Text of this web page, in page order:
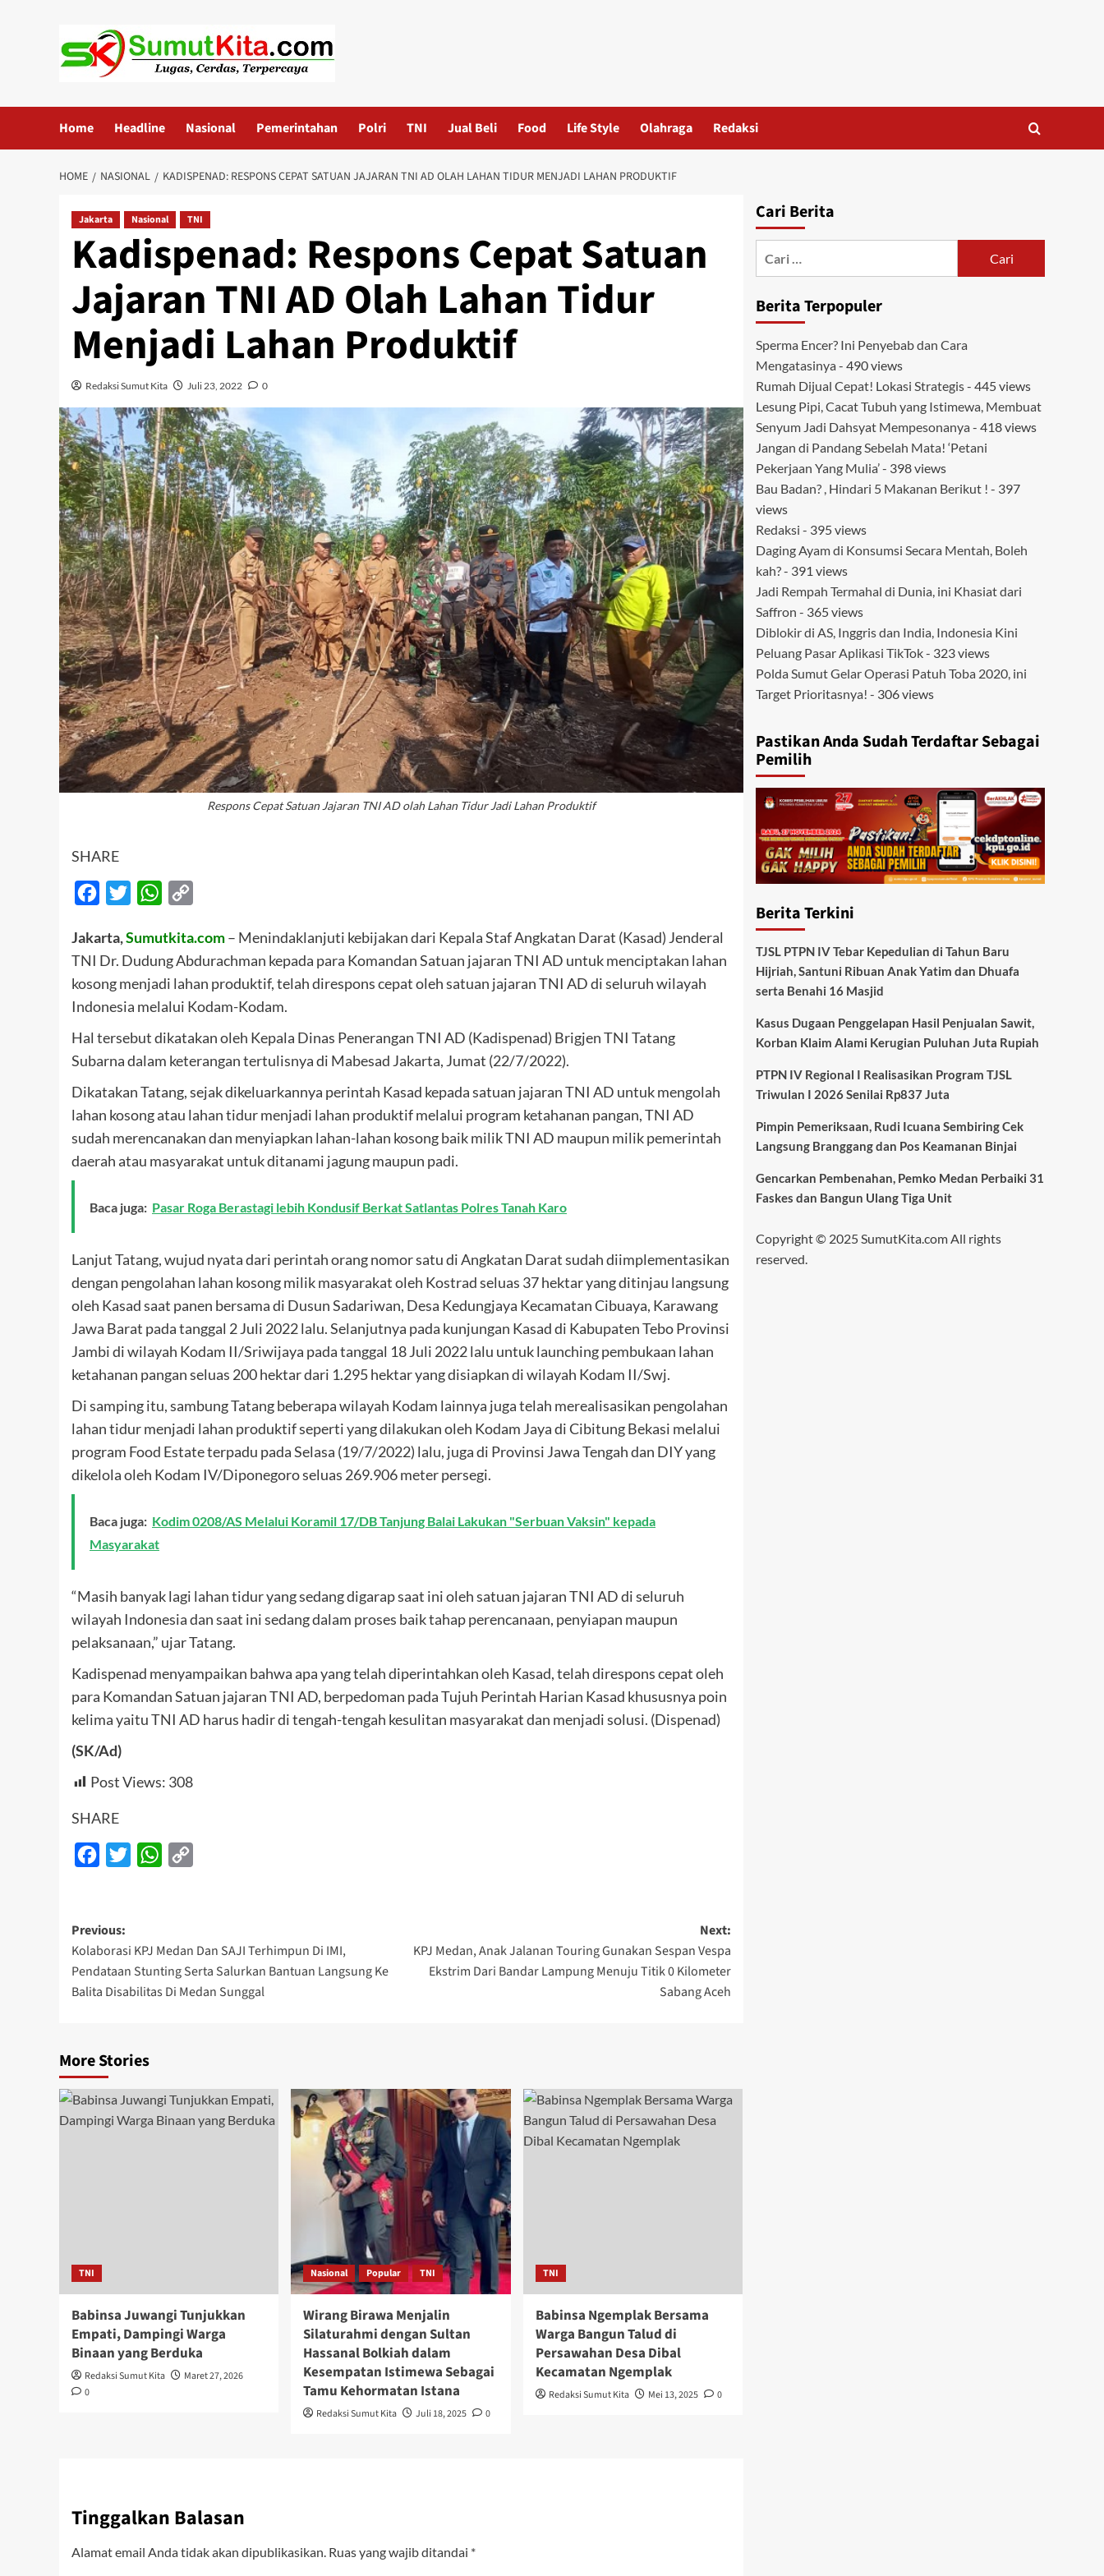
Home Headline Nasional Pemerintahan Polri TNI Jual Beli Food Life Style Olahraga Redaksi
HOME NASIONAL KADISPENAD: RESPONS CEPAT SATUAN JAJARAN TNI AD OLAH LAHAN TIDUR MENJADI LAHAN PRODUKTIF
Jakarta Nasional TNI
Kadispenad: Respons Cepat Satuan
Jajaran TNI AD Olah Lahan Tidur
Menjadi Lahan Produktif
Redaksi Sumut Kita Juli 23, 2022 0
Respons Cepat Satuan Jajaran TNI AD olah Lahan Tidur Jadi Lahan Produktif
SHARE
Facebook
Twitter WhatsApp
Jakarta,Sumutkita.com– Menindaklanjuti kebijakan dari Kepala Staf Angkatan Darat (Kasad) Jenderal
TNI Dr. Dudung Abdurachman kepada para Komandan Satuan jajaran TNI AD untuk menciptakan lahan
kosong menjadi lahan produktif, telah direspons cepat oleh satuan jajaran TNI AD di seluruh wilayah
Indonesia melalui Kodam-Kodam.
Hal tersebut dikatakan oleh Kepala Dinas Penerangan TNI AD (Kadispenad) Brigjen TNI Tatang
Subarna dalam keterangan tertulisnya di Mabesad Jakarta, Jumat (22/7/2022).
Dikatakan Tatang, sejak dikeluarkannya perintah Kasad kepada satuan jajaran TNI AD untuk mengolah
lahan kosong atau lahan tidur menjadi lahan produktif melalui program ketahanan pangan, TNI AD
sudah merencanakan dan menyiapkan lahan-lahan kosong baik milik TNI AD maupun milik pemerintah
daerah atau masyarakat untuk ditanami jagung maupun padi.
Baca juga: Pasar Roga Berastagi lebih Kondusif Berkat Satlantas Polres Tanah Karo
Lanjut Tatang, wujud nyata dari perintah orang nomor satu di Angkatan Darat sudah diimplementasikan
dengan pengolahan lahan kosong milik masyarakat oleh Kostrad seluas 37 hektar yang ditinjau langsung
oleh Kasad saat panen bersama di Dusun Sadariwan, Desa Kedungjaya Kecamatan Cibuaya, Karawang
Jawa Barat pada tanggal 2 Juli 2022 lalu. Selanjutnya pada kunjungan Kasad di Kabupaten Tebo Provinsi
Jambi di wilayah Kodam II/Sriwijaya pada tanggal 18 Juli 2022 lalu untuk launching pembukaan lahan
ketahanan pangan seluas 200 hektar dari 1.295 hektar yang disiapkan di wilayah Kodam II/Swj.
Di samping itu, sambung Tatang beberapa wilayah Kodam lainnya juga telah merealisasikan pengolahan
lahan tidur menjadi lahan produktif seperti yang dilakukan oleh Kodam Jaya di Cibitung Bekasi melalui
program Food Estate terpadu pada Selasa (19/7/2022) lalu, juga di Provinsi Jawa Tengah dan DIY yang
dikelola oleh Kodam IV/Diponegoro seluas 269.906 meter persegi.
Baca juga: Kodim 0208/AS Melalui Koramil 17/DB Tanjung Balai Lakukan "Serbuan Vaksin" kepada
Masyarakat
“Masih banyak lagi lahan tidur yang sedang digarap saat ini oleh satuan jajaran TNI AD di seluruh
wilayah Indonesia dan saat ini sedang dalam proses baik tahap perencanaan, penyiapan maupun
pelaksanaan,” ujar Tatang.
Kadispenad menyampaikan bahwa apa yang telah diperintahkan oleh Kasad, telah direspons cepat oleh
para Komandan Satuan jajaran TNI AD, berpedoman pada Tujuh Perintah Harian Kasad khususnya poin
kelima yaitu TNI AD harus hadir di tengah-tengah kesulitan masyarakat dan menjadi solusi. (Dispenad)
(SK/Ad)
Post Views: 308
SHARE
Facebook
Twitter WhatsApp
Post
navigation
Previous:
Kolaborasi KPJ Medan Dan SAJI Terhimpun Di IMI,
Pendataan Stunting Serta Salurkan Bantuan Langsung Ke
Balita Disabilitas Di Medan Sunggal
Next:
KPJ Medan, Anak Jalanan Touring Gunakan Sespan Vespa
Ekstrim Dari Bandar Lampung Menuju Titik 0 Kilometer
Sabang Aceh
More Stories
TNI
Babinsa Juwangi Tunjukkan
Empati, Dampingi Warga
Binaan yang Berduka
Redaksi Sumut Kita
Maret 27, 2026
0
Nasional Popular TNI
Wirang Birawa Menjalin
Silaturahmi dengan Sultan
Hassanal Bolkiah dalam
Kesempatan Istimewa Sebagai
Tamu Kehormatan Istana
Redaksi Sumut Kita Juli 18, 2025 0
TNI
Babinsa Ngemplak Bersama
Warga Bangun Talud di
Persawahan Desa Dibal
Kecamatan Ngemplak
Redaksi Sumut Kita Mei 13, 2025 0
Tinggalkan Balasan
Alamat email Anda tidak akan dipublikasikan. Ruas yang wajib ditandai *
Cari Berita
Berita Terpopuler
Sperma Encer? Ini Penyebab dan Cara
Mengatasinya - 490 views
Rumah Dijual Cepat! Lokasi Strategis- 445 views
Lesung Pipi, Cacat Tubuh yang Istimewa, Membuat
Senyum Jadi Dahsyat Mempesonanya - 418 views
Jangan di Pandang Sebelah Mata! ‘Petani
Pekerjaan Yang Mulia’- 398 views
Bau Badan? , Hindari 5 Makanan Berikut ! - 397
views
Redaksi - 395 views
Daging Ayam di Konsumsi Secara Mentah, Boleh
kah?- 391 views
Jadi Rempah Termahal di Dunia, ini Khasiat dari
Saffron - 365 views
Diblokir di AS, Inggris dan India, Indonesia Kini
Peluang Pasar Aplikasi TikTok- 323 views
Polda Sumut Gelar Operasi Patuh Toba 2020, ini
Target Prioritasnya! - 306 views
Pastikan Anda Sudah Terdaftar Sebagai
Pemilih
Berita Terkini
TJSL PTPN IV Tebar Kepedulian di Tahun Baru
Hijriah, Santuni Ribuan Anak Yatim dan Dhuafa
serta Benahi 16 Masjid
Kasus Dugaan Penggelapan Hasil Penjualan Sawit,
Korban Klaim Alami Kerugian Puluhan Juta Rupiah
PTPN IV Regional I Realisasikan Program TJSL
Triwulan I 2026 Senilai Rp837 Juta
Pimpin Pemeriksaan, Rudi Icuana Sembiring Cek
Langsung Branggang dan Pos Keamanan Binjai
Gencarkan Pembenahan, Pemko Medan Perbaiki 31
Faskes dan Bangun Ulang Tiga Unit
Copyright © 2025 SumutKita.com All rights
reserved.